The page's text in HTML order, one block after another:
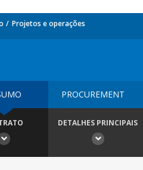
Projetos e operações
PROCUREMENT
DETALHES PRINCIPAIS